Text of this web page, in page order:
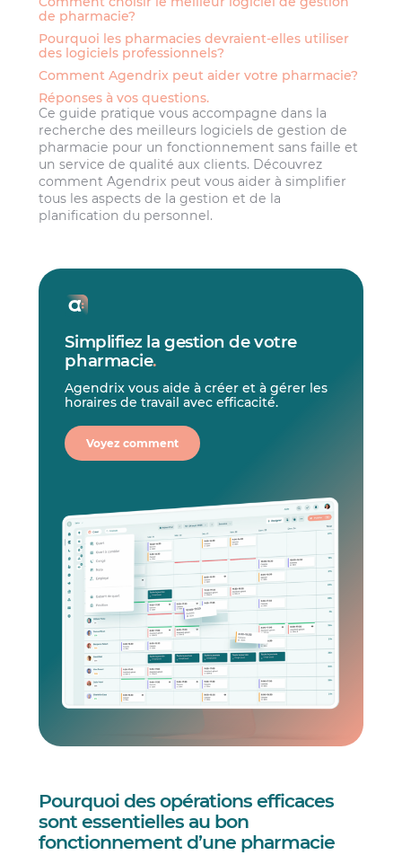
de pharmacie?
Pourquoi les pharmacies devraient-elles utiliser
des logiciels professionnels?
Comment Agendrix peut aider votre pharmacie?
Réponses à vos questions.
Ce guide pratique vous accompagne dans la
recherche des meilleurs logiciels de gestion de
pharmacie pour un fonctionnement sans faille et
un service de qualité aux clients. Découvrez
comment Agendrix peut vous aider à simplifier
tous les aspects de la gestion et de la
planification du personnel.
Simplifiez la gestion de votre
pharmacie.
Agendrix vous aide à créer et à gérer les
horaires de travail avec efficacité.
Voyez comment
Pourquoi des opérations efficaces
sont essentielles au bon
fonctionnement d’une pharmacie